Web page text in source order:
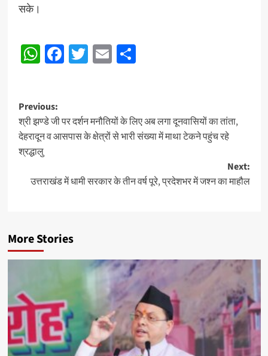
सके।
Post
Navigation
WhatsApp
Facebook
Twitter
EmailShare
Post
navigation
Previous:
श्री झण्डे जी पर दर्शन मनौतियों के लिए अब लगा दूनवासियों का तांता,
देहरादून व आसपास के क्षेत्रों से भारी संख्या में माथा टेकने पहुंच रहे
श्रद्धालु
Next:
उत्तराखंड में धामी सरकार के तीन वर्ष पूरे, प्रदेशभर में जश्न का माहौल
More Stories